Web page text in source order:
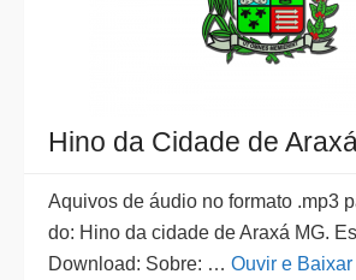
Hino da Cidade de
Aquivos de áudio no formato .mp3
do: Hino da cidade de Araxá MG.
Download: Sobre: … Ouvir e Baixar